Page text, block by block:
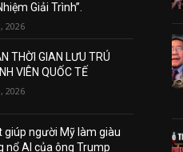
Giải Trình”.
2026
THỜI GIAN LƯU TRÚ
VIÊN QUỐC TẾ
2026
giúp người Mỹ làm giàu
nổ AI của ông Trump